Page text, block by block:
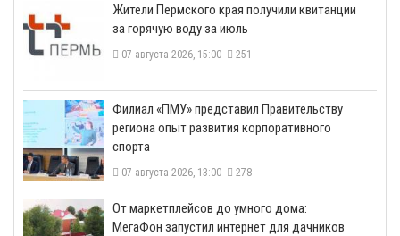
​Жители Пермского края получили квитанции
за горячую воду за июль
07 августа 2026, 15:00 251
​Филиал «ПМУ» представил Правительству
региона опыт развития корпоративного
спорта
07 августа 2026, 13:00 278
От маркетплейсов до умного дома:
МегаФон запустил интернет для дачников